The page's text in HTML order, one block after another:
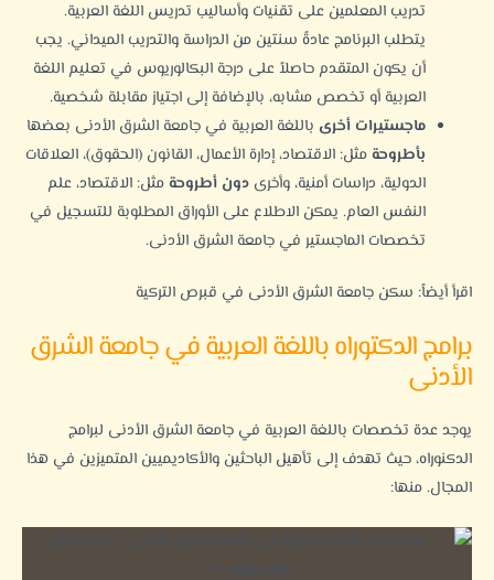
تدريب المعلمين على تقنيات وأساليب تدريس اللغة العربية.
يتطلب البرنامج عادةً سنتين من الدراسة والتدريب الميداني. يجب
أن يكون المتقدم حاصلاً على درجة البكالوريوس في تعليم اللغة
العربية أو تخصص مشابه، بالإضافة إلى اجتياز مقابلة شخصية.
ماجستيرات أخرى باللغة العربية في جامعة الشرق الأدنى بعضها
بأطروحة مثل: الاقتصاد، إدارة الأعمال، القانون (الحقوق)، العلاقات
الدولية، دراسات أمنية، وأخرى دون أطروحة مثل: الاقتصاد، علم
النفس العام. يمكن الاطلاع على الأوراق المطلوبة للتسجيل في
تخصصات الماجستير في جامعة الشرق الأدنى.
اقرأ أيضاً: سكن جامعة الشرق الأدنى في قبرص التركية
برامج الدكتوراه باللغة العربية في جامعة الشرق
الأدنى
يوجد عدة تخصصات باللغة العربية في جامعة الشرق الأدنى لبرامج
الدكنوراه، حيث تهدف إلى تأهيل الباحثين والأكاديميين المتميزين في هذا
المجال. منها: